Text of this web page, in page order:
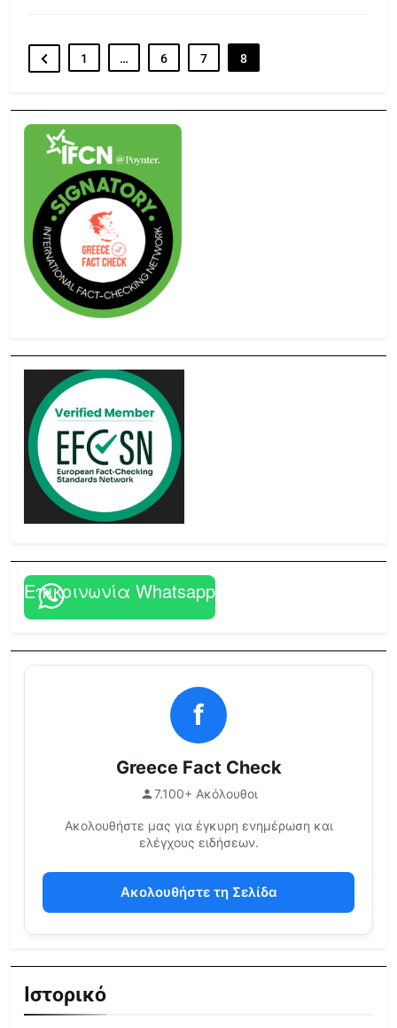
1 … 6 7 8
Επικοινωνία Whatsapp
f
Greece Fact Check
7.100+ Ακόλουθοι
Ακολουθήστε μας για έγκυρη ενημέρωση και
ελέγχους ειδήσεων.
Ακολουθήστε τη Σελίδα
Ιστορικό